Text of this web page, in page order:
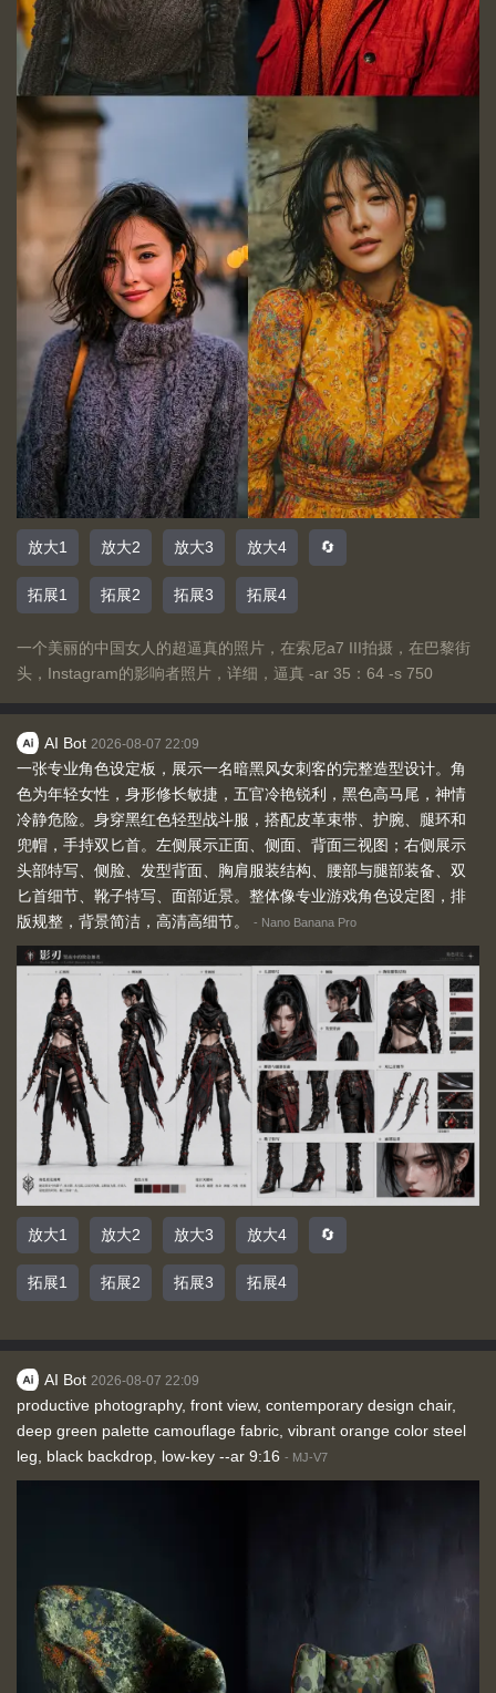
放大1 放大2 放大3 放大4 🔄
拓展1 拓展2 拓展3 拓展4
一个美丽的中国女人的超逼真的照片，在索尼a7 III拍摄，在巴黎街
头，Instagram的影响者照片，详细，逼真 -ar 35：64 -s 750
AI Bot 2026-08-07 22:09
一张专业角色设定板，展示一名暗黑风女刺客的完整造型设计。角
色为年轻女性，身形修长敏捷，五官冷艳锐利，黑色高马尾，神情
冷静危险。身穿黑红色轻型战斗服，搭配皮革束带、护腕、腿环和
兜帽，手持双匕首。左侧展示正面、侧面、背面三视图；右侧展示
头部特写、侧脸、发型背面、胸肩服装结构、腰部与腿部装备、双
匕首细节、靴子特写、面部近景。整体像专业游戏角色设定图，排
版规整，背景简洁，高清高细节。
- Nano Banana Pro
放大1 放大2 放大3 放大4 🔄
拓展1 拓展2 拓展3 拓展4
AI Bot 2026-08-07 22:09
productive photography, front view, contemporary design chair,
deep green palette camouflage fabric, vibrant orange color steel
leg, black backdrop, low-key --ar 9:16 - MJ-V7